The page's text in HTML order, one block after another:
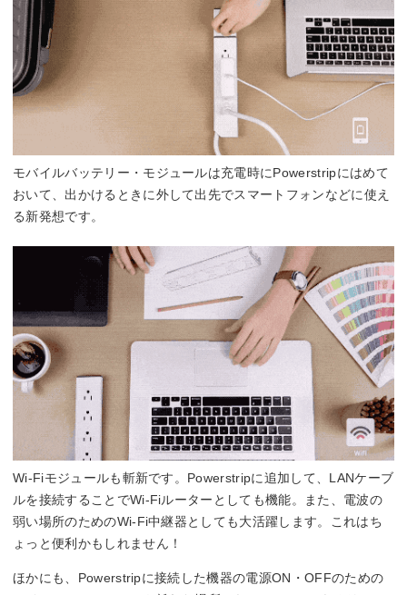
モバイルバッテリー・モジュールは充電時にPowerstripにはめて
おいて、出かけるときに外して出先でスマートフォンなどに使え
る新発想です。
Wi-Fiモジュールも斬新です。Powerstripに追加して、LANケーブ
ルを接続することでWi-Fiルーターとしても機能。また、電波の
弱い場所のためのWi-Fi中継器としても大活躍します。これはち
ょっと便利かもしれません！
ほかにも、Powerstripに接続した機器の電源ON・OFFのための